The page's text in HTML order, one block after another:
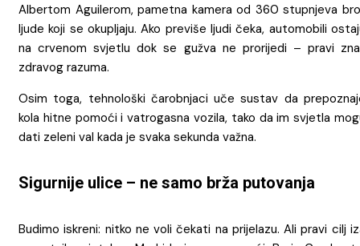
Albertom Aguilerom, pametna kamera od 360 stupnjeva
ljude koji se okupljaju. Ako previše ljudi čeka, automobili
na crvenom svjetlu dok se gužva ne prorijedi – pravi
zdravog razuma.
Osim toga, tehnološki čarobnjaci uče sustav da
kola hitne pomoći i vatrogasna vozila, tako da im svjetla
dati zeleni val kada je svaka sekunda važna.
Sigurnije ulice – ne samo brža putovanja
Budimo iskreni: nitko ne voli čekati na prijelazu. Ali pravi cilj